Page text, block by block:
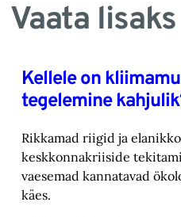
Vaata lisaks
Kellele on
tegelemine
Rikkamad riigid ja
keskkonnakriiside
vaesemad kannatavad
käes.